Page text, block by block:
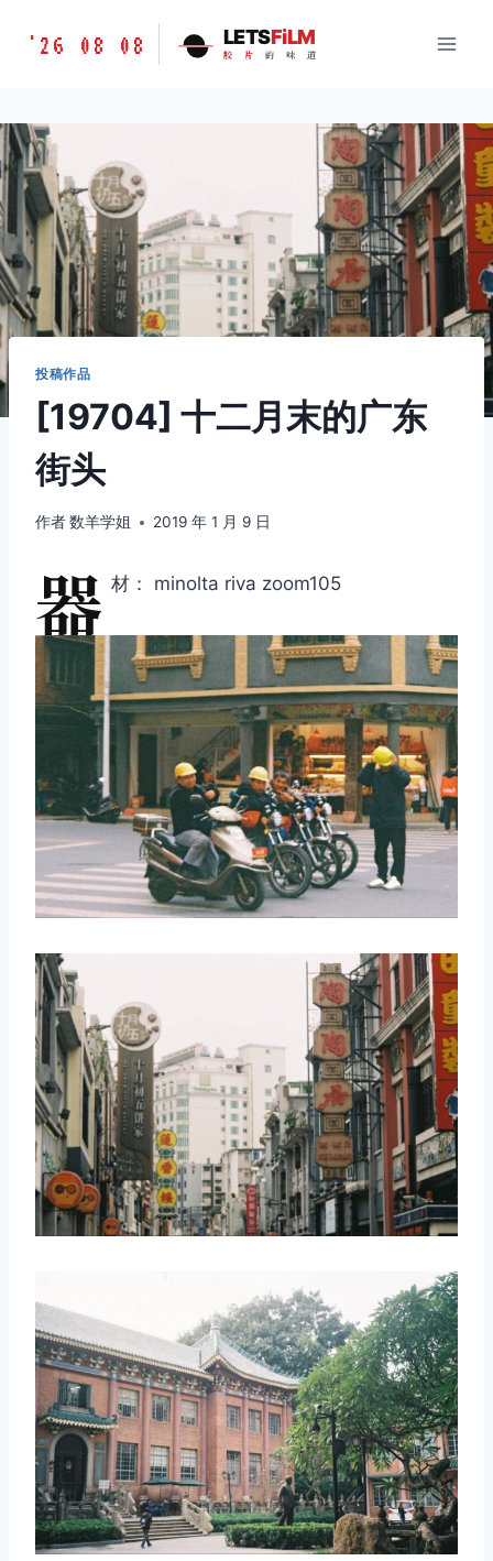
胶
味
道
LETSFILM
'26 08 08 LETSFiLM
胶 片 的 味 道
投稿作品
[19704] 十二月末的广东
街头
作者数羊学姐 2019 年 1 月 9 日
器 材： minolta riva zoom105